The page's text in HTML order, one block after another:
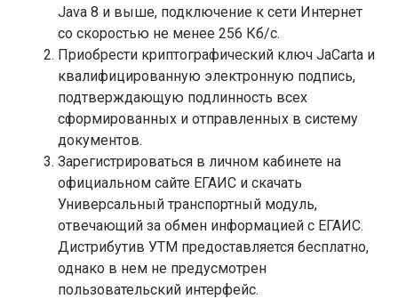
Java 8 и выше, подключение к сети Интернет
со скоростью не менее 256 Кб/с.
Приобрести криптографический ключ JaCarta и
квалифицированную электронную подпись,
подтверждающую подлинность всех
сформированных и отправленных в систему
документов.
Зарегистрироваться в личном кабинете на
официальном сайте ЕГАИС и скачать
Универсальный транспортный модуль,
отвечающий за обмен информацией с ЕГАИС.
Дистрибутив УТМ предоставляется бесплатно,
однако в нем не предусмотрен
пользовательский интерфейс.